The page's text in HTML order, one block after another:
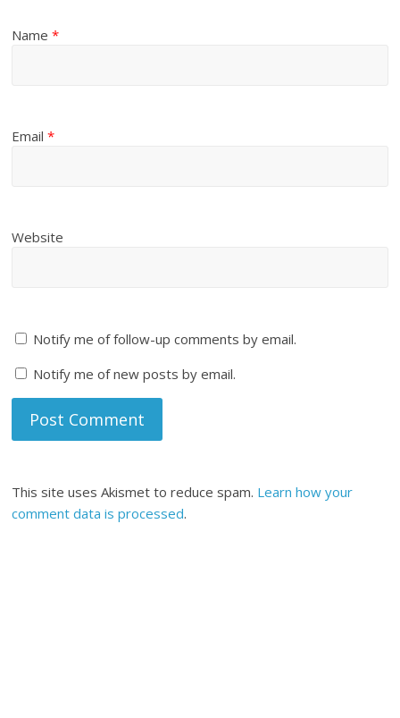
Name*
Email*
Website
Notify me of follow-up comments by email.
Notify me of new posts by email.
This site uses Akismet to reduce spam. Learn how your
comment data is processed.